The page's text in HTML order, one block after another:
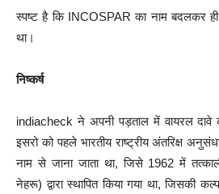
स्पष्ट है कि INCOSPAR का नाम बदलकर
था।
निष्कर्ष
indiacheck ने अपनी पड़ताल में वायरल दावे
इसरो को पहले भारतीय राष्ट्रीय अंतरिक्ष
नाम से जाना जाता था, जिसे 1962 में
नेहरू) द्वारा स्थापित किया गया था, जिसकी